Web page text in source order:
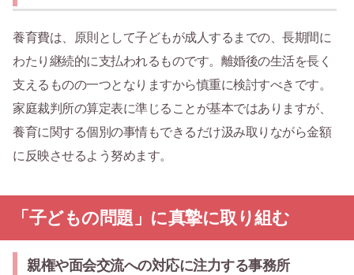
養育費は、原則として子どもが成人するまでの、長期間に
わたり継続的に支払われるものです。離婚後の生活を長く
支えるものの一つとなりますから慎重に検討すべきです。
家庭裁判所の算定表に準じることが基本ではありますが、
養育に関する個別の事情もできるだけ汲み取りながら金額
に反映させるよう努めます。
「子どもの問題」に真摯に取り組む
親権や面会交流への対応に注力する事務所